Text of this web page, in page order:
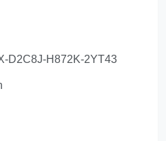
D2C8J-H872K-2YT43